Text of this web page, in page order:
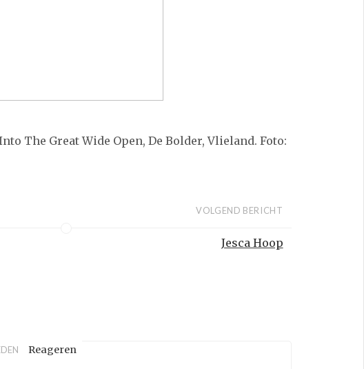
The Great Wide Open, De Bolder, Vlieland. Foto:
VOLGEND BERICHT
Jesca Hoop
Reageren